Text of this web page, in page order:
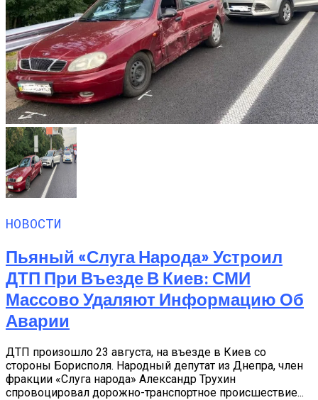
НОВОСТИ
Пьяный «слуга Народа» Устроил
ДТП При Въезде В Киев: СМИ
Массово Удаляют Информацию Об
Аварии
ДТП произошло 23 августа, на въезде в Киев со
стороны Борисполя. Народный депутат из Днепра, член
фракции «Слуга народа» Александр Трухин
спровоцировал дорожно-транспортное происшествие...